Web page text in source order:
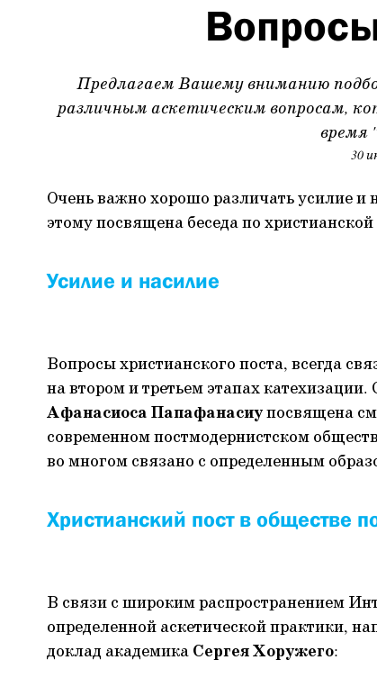
Предлагаем Вашему вниманию
различным аскетическим вопросам,
время
30
Очень важно хорошо различать усилие и
этому посвящена беседа по
Усилие и насилие
Вопросы христианского поста, всегда
на втором и третьем этапах
Афанасиоса Папафанасиупосвящена
современном постмодернистском
во многом связано с определенным
Христианский пост в обществе
В связи с широким распространением
определенной аскетической практики,
доклад академика Сергея Хоружего: